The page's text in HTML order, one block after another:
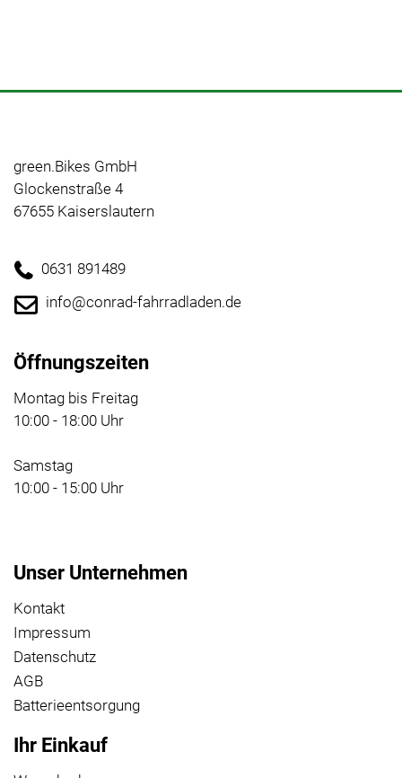
green.Bikes GmbH
Glockenstraße 4
67655 Kaiserslautern
0631 891489
info@conrad-fahrradladen.de
Öffnungszeiten
Montag bis Freitag
10:00 - 18:00 Uhr
Samstag
10:00 - 15:00 Uhr
Unser Unternehmen
Kontakt
Impressum
Datenschutz
AGB
Batterieentsorgung
Ihr Einkauf